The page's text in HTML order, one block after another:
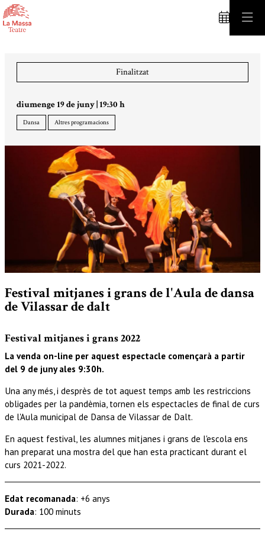
Finalitzat
diumenge 19 de juny|19:30 h
Dansa Altres programacions
Festival mitjanes i grans de l'Aula de dansa
de Vilassar de dalt
Festival mitjanes i grans 2022
La venda on-line per aquest espectacle començarà a partir
del 9 de juny ales 9:30h.
Una any més, i desprès de tot aquest temps amb les restriccions
obligades per la pandèmia, tornen els espectacles de final de curs
de l'Aula municipal de Dansa de Vilassar de Dalt.
En aquest festival, les alumnes mitjanes i grans de l'escola ens
han preparat una mostra del que han esta practicant durant el
curs 2021-2022.
Edat recomanada: +6 anys
Durada: 100 minuts